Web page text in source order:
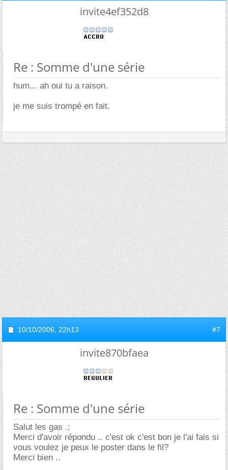
invite4ef352d8
Re : Somme d'une série
hum... ah oui tu a raison.
je me suis trompé en fait.
10/10/2006, 22h13 #7
invite870bfaea
Re : Somme d'une série
Salut les gas .;
Merci d'avoir répondu .. c'est ok c'est bon je l'ai fais si
vous voulez je peux le poster dans le fil?
Merci bien ..